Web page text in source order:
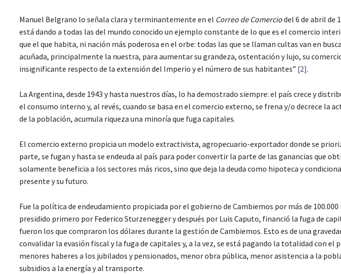
Manuel Belgrano lo señala clara y terminantemente en el Correo de Comerciodel 6 de abril de
está dando a todas las del mundo conocido un ejemplo constante de lo que es el comercio
que el que habita, ni nación más poderosa en el orbe: todas las que se llaman cultas van en
acuñada, principalmente la nuestra, para aumentar su grandeza, ostentación y lujo, su
insignificante respecto de la extensión del Imperio y el número de sus habitantes” [2].
La Argentina, desde 1943 y hasta nuestros días, lo ha demostrado siempre: el país crece y
el consumo interno y, al revés, cuando se basa en el comercio externo, se frena y/o decrece la
de la población, acumula riqueza una minoría que fuga capitales.
El comercio externo propicia un modelo extractivista, agropecuario-exportador donde se
parte, se fugan y hasta se endeuda al país para poder convertir la parte de las ganancias que
solamente beneficia a los sectores más ricos, sino que deja la deuda como hipoteca y
presente y su futuro.
Fue la política de endeudamiento propiciada por el gobierno de Cambiemos por más de 100.000
presidido primero por Federico Sturzenegger y después por Luis Caputo, financió la fuga de
fueron los que compraron los dólares durante la gestión de Cambiemos. Esto es de una
convalidar la evasión fiscal y la fuga de capitales y, a la vez, se está pagando la totalidad con el
menores haberes a los jubilados y pensionados, menor obra pública, menor asistencia a la
subsidios a la energía y al transporte.